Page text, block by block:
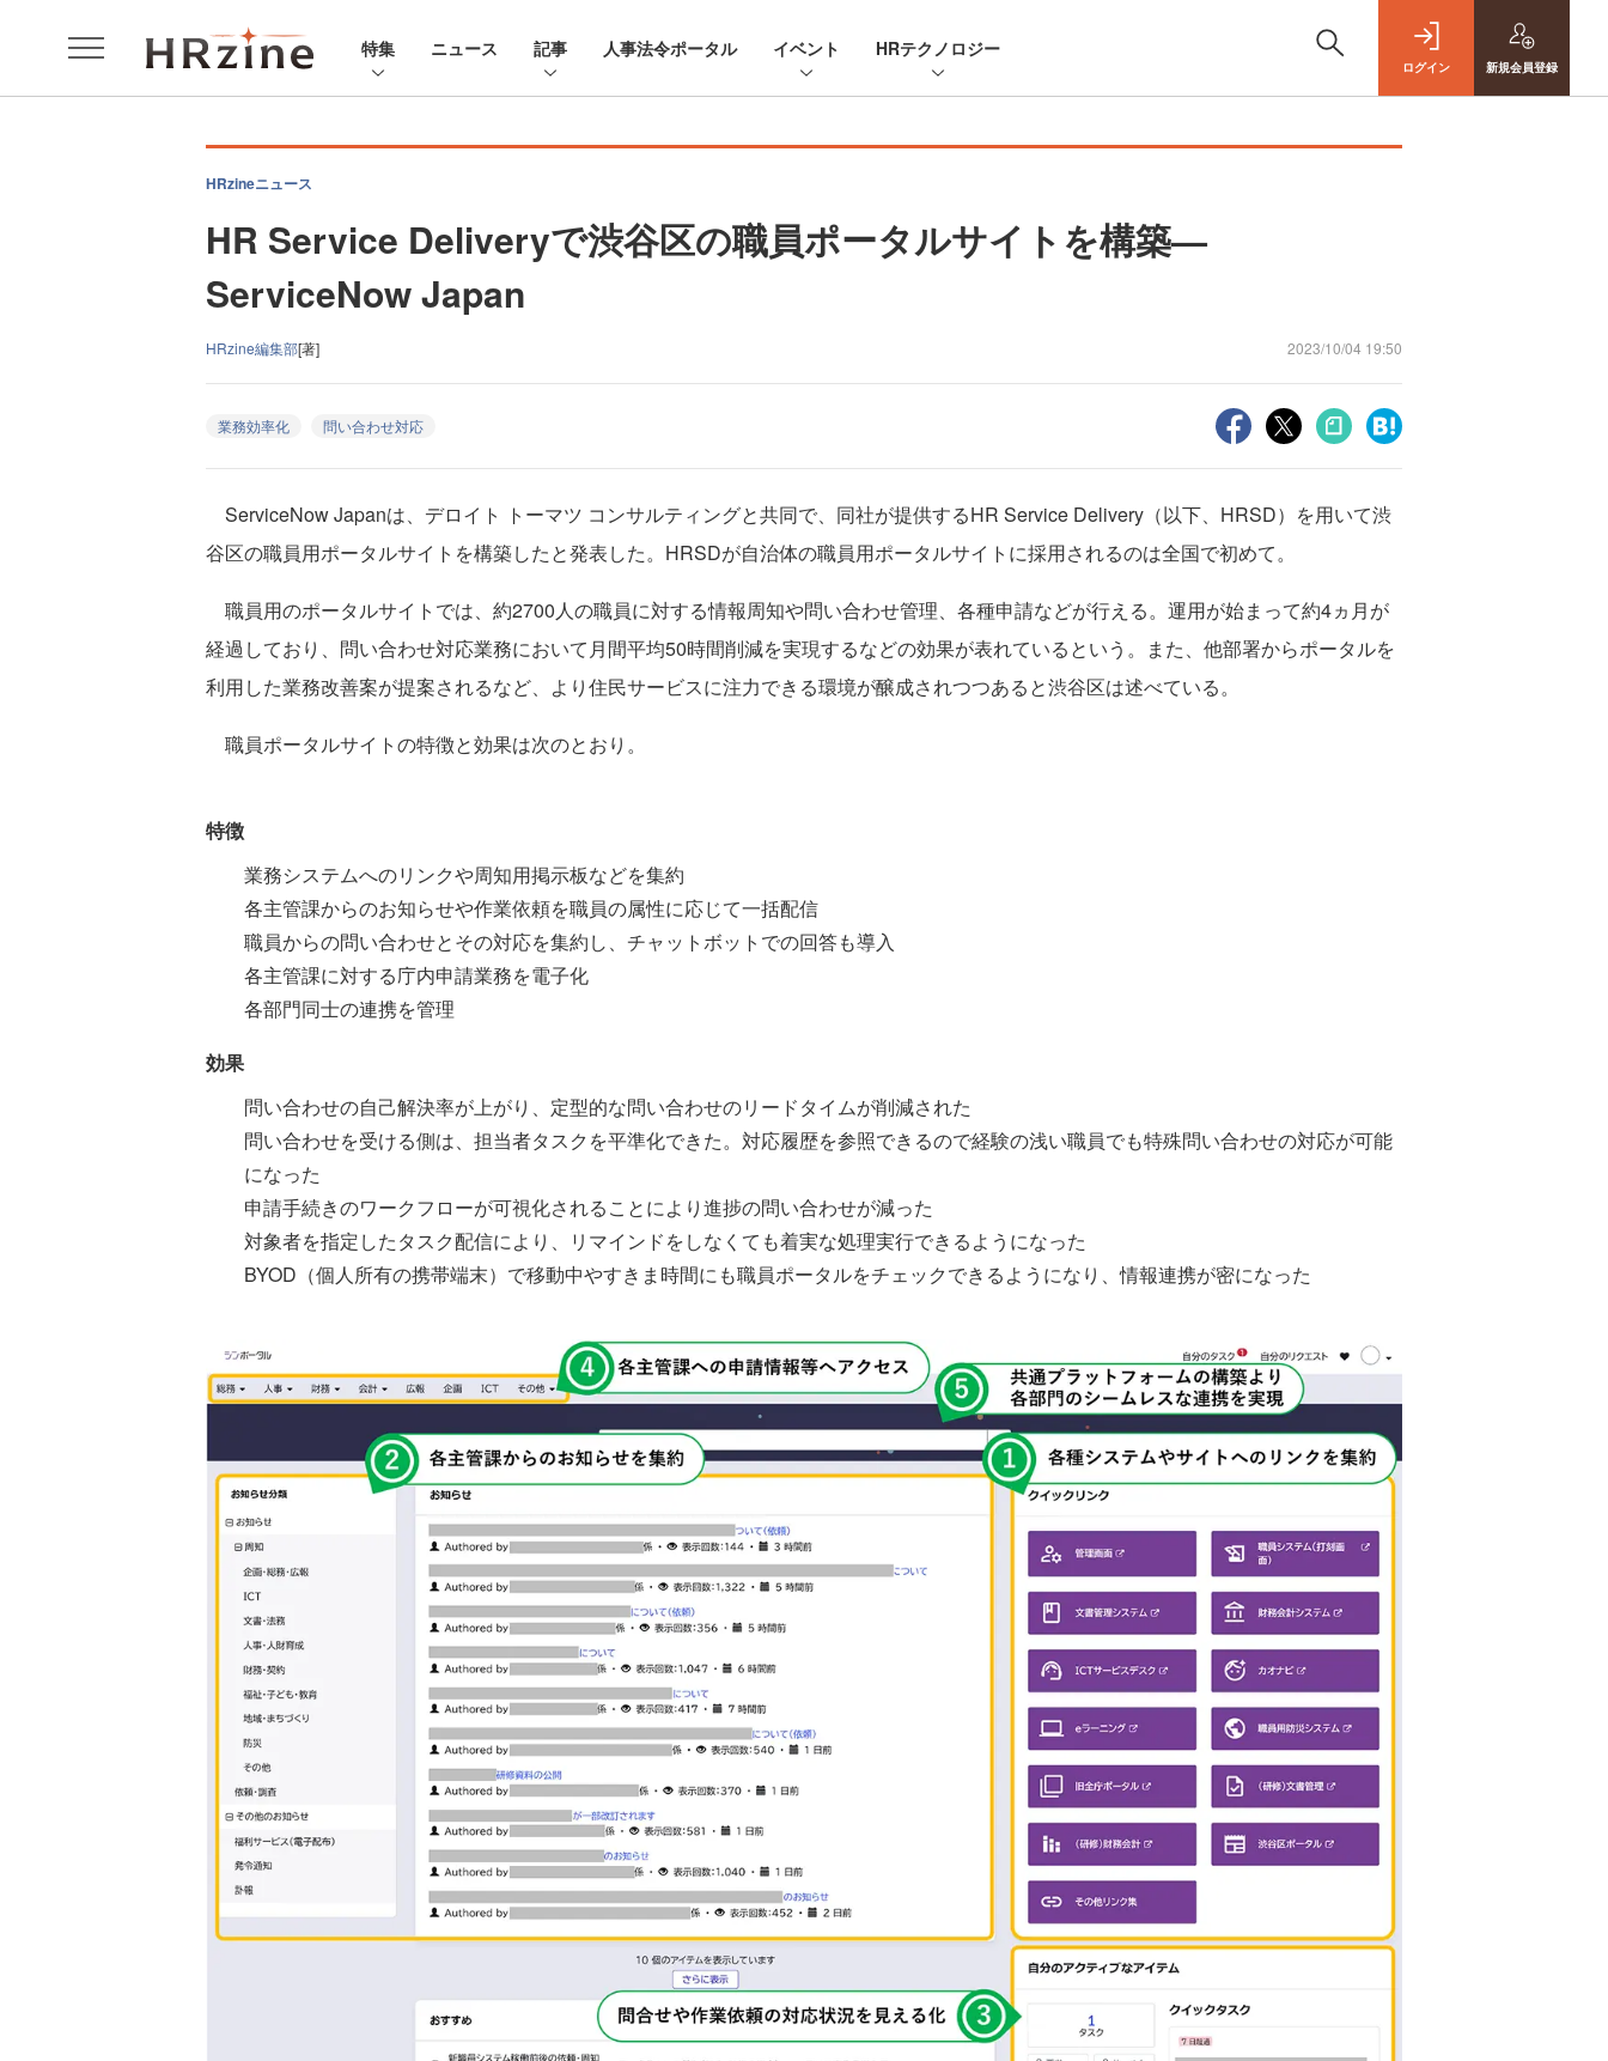
特集 ニュース 記事 人事法令ポータル イベント HRテクノロジー
ログイン 新規会員登録
HRzineニュース
HR Service Deliveryで渋谷区の職員ポータルサイトを構築—
ServiceNow Japan
HRzine編集部[著] 2023/10/04 19:50
業務効率化 問い合わせ対応
ServiceNow Japanは、デロイト トーマツ コンサルティングと共同で、同社が提供するHR Service Delivery（以下、HRSD）を用いて渋
谷区の職員用ポータルサイトを構築したと発表した。HRSDが自治体の職員用ポータルサイトに採用されるのは全国で初めて。
職員用のポータルサイトでは、約2700人の職員に対する情報周知や問い合わせ管理、各種申請などが行える。運用が始まって約4ヵ月が
経過しており、問い合わせ対応業務において月間平均50時間削減を実現するなどの効果が表れているという。また、他部署からポータルを
利用した業務改善案が提案されるなど、より住民サービスに注力できる環境が醸成されつつあると渋谷区は述べている。
職員ポータルサイトの特徴と効果は次のとおり。
特徴
業務システムへのリンクや周知用掲示板などを集約
各主管課からのお知らせや作業依頼を職員の属性に応じて一括配信
職員からの問い合わせとその対応を集約し、チャットボットでの回答も導入
各主管課に対する庁内申請業務を電子化
各部門同士の連携を管理
効果
問い合わせの自己解決率が上がり、定型的な問い合わせのリードタイムが削減された
問い合わせを受ける側は、担当者タスクを平準化できた。対応履歴を参照できるので経験の浅い職員でも特殊問い合わせの対応が可能
になった
申請手続きのワークフローが可視化されることにより進捗の問い合わせが減った
対象者を指定したタスク配信により、リマインドをしなくても着実な処理実行できるようになった
BYOD（個人所有の携帯端末）で移動中やすきま時間にも職員ポータルをチェックできるようになり、情報連携が密になった